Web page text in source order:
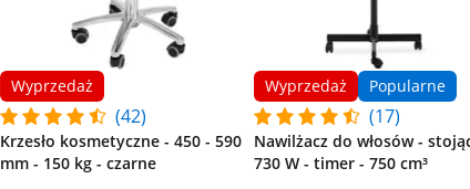
Wyprzedaż
(42)
Krzesło kosmetyczne - 450 - 590
mm - 150 kg - czarne
Wyprzedaż Popularne
(17)
Nawilżacz do włosów -
730 W - timer - 750 cm³